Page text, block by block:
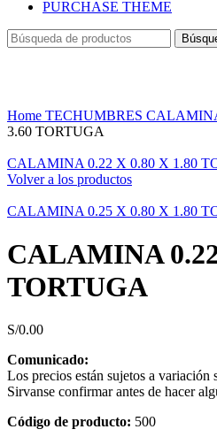
PURCHASE THEME
Home TECHUMBRES
3.60 TORTUGA
CALAMINA 0.22 X 0.80 X 1.80
Volver a los productos
CALAMINA 0.25 X 0.80 X 1.80
CALAMINA
TORTUGA
S/0.00
Comunicado:
Los precios están sujetos a variación
Sirvanse confirmar antes de hacer
Código de producto: 500